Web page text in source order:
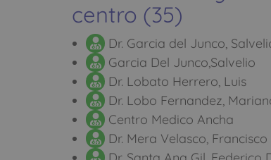
centro (35)
Dr. Garcia del Junco,
Garcia Del Junco,Salvelio
Dr. Lobato Herrero, Luis
Dr. Lobo Fernandez,
Centro Medico Ancha
Dr. Mera Velasco,